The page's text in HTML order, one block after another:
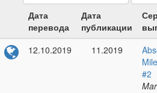
Дата
перевода
Дата
публикации
12.10.2019
11.2019
#2